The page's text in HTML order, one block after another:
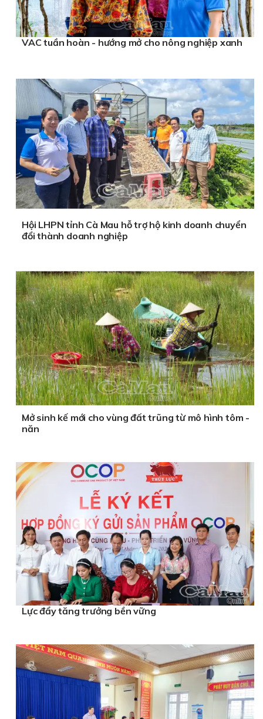
VAC tuần hoàn - hướng mở cho nông nghiệp xanh
Hội LHPN tỉnh Cà Mau hỗ trợ hộ kinh doanh chuyển
đổi thành doanh nghiệp
Mở sinh kế mới cho vùng đất trũng từ mô hình tôm -
năn
Lực đẩy tăng trưởng bền vững